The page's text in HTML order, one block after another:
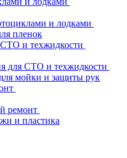
и лодками
пленок
и техжидкости
для СТО и техжидкости
мойки и защиты рук
ремонт
и пластика